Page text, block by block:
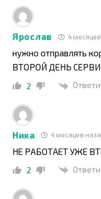
Ярослав 4
нужно отправлять
ВТОРОЙ ДЕНЬ
2
Ника 4 месяцев
НЕ РАБОТАЕТ УЖЕ
2